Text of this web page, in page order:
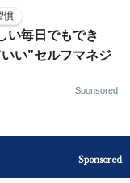
慣
い毎日でもでき
い”セルフマネジ
Sponsored
Sponsored